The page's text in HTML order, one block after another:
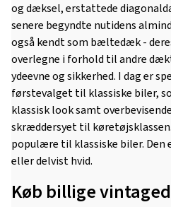
og dæksel, erstattede
senere begyndte nutidens
også kendt som bæltedæk -
overlegne i forhold til andre
ydeevne og sikkerhed. I dag er
førstevalget til klassiske biler,
klassisk look samt
skræddersyet til
populære til klassiske biler. Den
eller delvist hvid.
Køb billige